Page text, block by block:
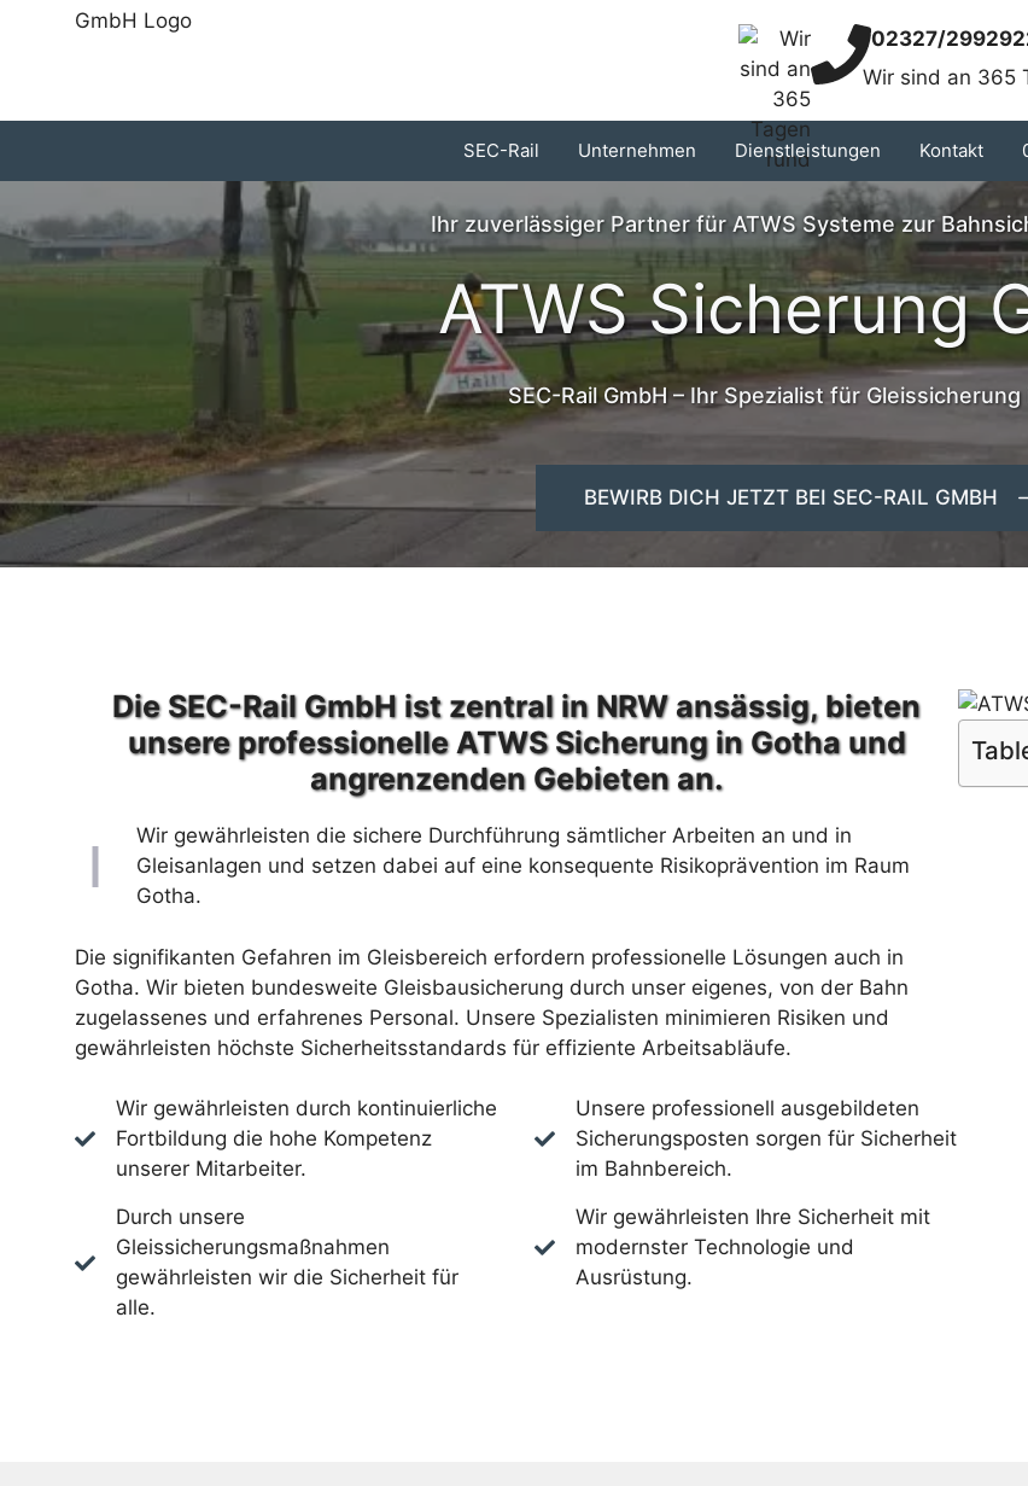
02327/
Wir sind an 365
SEC-Rail Unternehmen Dienstleistungen Kontakt
Ihr zuverlässiger Partner für ATWS Systeme zur
ATWS Sicherung
SEC-Rail GmbH – Ihr Spezialist für Gleissicherung
BEWIRB DICH JETZT BEI SEC-RAIL GMBH
Die SEC-Rail GmbH ist zentral in NRW ansässig, bieten
unsere professionelle ATWS Sicherung in Gotha und
angrenzenden Gebieten an.
Wir gewährleisten die sichere Durchführung sämtlicher Arbeiten an und in
Gleisanlagen und setzen dabei auf eine konsequente Risikoprävention im Raum
Gotha.
Die signifikanten Gefahren im Gleisbereich erfordern professionelle Lösungen auch in
Gotha. Wir bieten bundesweite Gleisbausicherung durch unser eigenes, von der Bahn
zugelassenes und erfahrenes Personal. Unsere Spezialisten minimieren Risiken und
gewährleisten höchste Sicherheitsstandards für effiziente Arbeitsabläufe.
Wir gewährleisten durch kontinuierliche
Fortbildung die hohe Kompetenz
unserer Mitarbeiter.
Durch unsere
Gleissicherungsmaßnahmen
gewährleisten wir die Sicherheit für
alle.
Unsere professionell ausgebildeten
Sicherungsposten sorgen für Sicherheit
im Bahnbereich.
Wir gewährleisten Ihre Sicherheit mit
modernster Technologie und
Ausrüstung.